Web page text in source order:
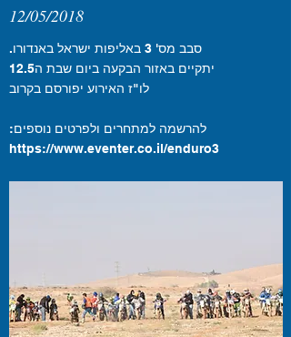
12/05/2018
סבב מס' 3 באליפות ישראל באנדורו.
יתקיים באזור הבקעה ביום שבת ה12.5
לו"ז האירוע יפורסם בקרוב
להרשמה למתחרים ולפרטים נוספים:
https://www.eventer.co.il/enduro3